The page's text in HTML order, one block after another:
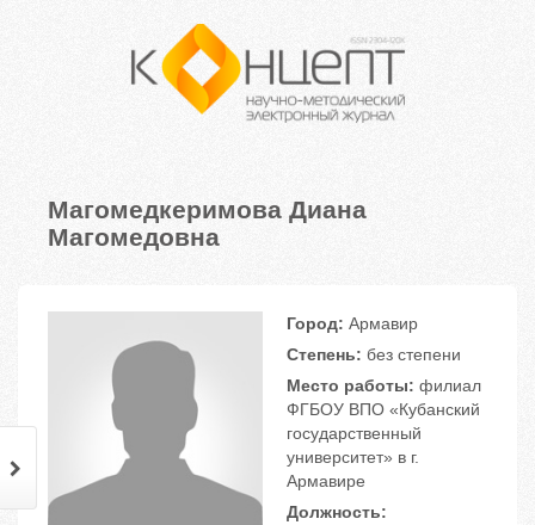
Магомедкеримова Диана
Магомедовна
Город: Армавир
Степень: без степени
Место работы: филиал
ФГБОУ ВПО «Кубанский
государственный
университет» в г.
Армавире
Должность: